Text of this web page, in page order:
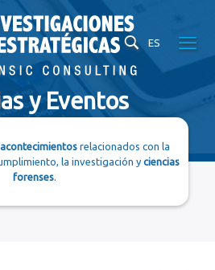
ES
y Eventos
relacionados con la
la investigación yciencias
forenses.